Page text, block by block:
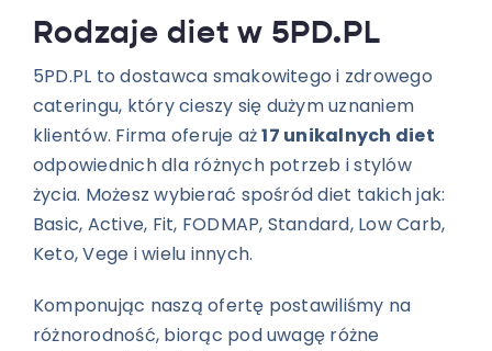
Rodzaje diet w 5PD.PL
5PD.PL to dostawca smakowitego i zdrowego
cateringu, który cieszy się dużym uznaniem
klientów. Firma oferuje aż17 unikalnych diet
odpowiednich dla różnych potrzeb i stylów
życia. Możesz wybierać spośród diet takich jak:
Basic, Active, Fit, FODMAP, Standard, Low Carb,
Keto, Vege i wielu innych.
Komponując naszą ofertę postawiliśmy na
różnorodność, biorąc pod uwagę różne